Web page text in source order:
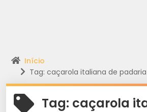
Início
Tag: caçarola italiana de padaria
Tag: caçarola